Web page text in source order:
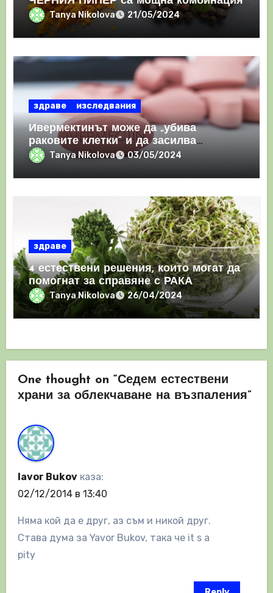
Tanya Nikolova 21/05/2024
здраве изследвания
Ивермектинът може да „убива
раковите клетки“ и да засилва
имунния отговор
Tanya Nikolova 03/05/2024
здраве
4 естествени решения, които могат да
помогнат за справяне с РАКА
Tanya Nikolova 26/04/2024
One thought on “Седем естествени
храни за облекчаване на възпаления”
Iavor Bukov каза:
02/12/2014 в 13:40
Няма кой да е друг, аз съм и никой друг.
Става дума за Yavor Bukov, така че it s a
pity